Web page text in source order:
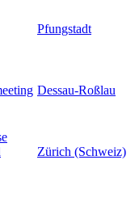
Pfungstadt
Dessau-Roßlau
Zürich (Schweiz)